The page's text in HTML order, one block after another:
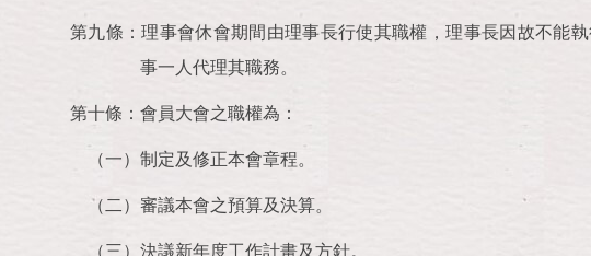
第九條：理事會休會期間由理事長行使其職權，理事長因故不能
事一人代理其職務。
第十條：會員大會之職權為：
（一）制定及修正本會章程。
（二）審議本會之預算及決算。
（三）決議新年度工作計畫及方針。